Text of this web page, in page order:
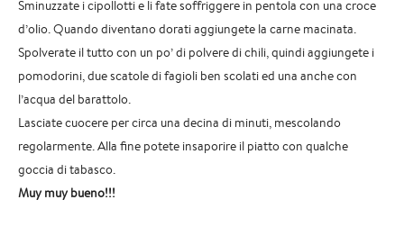
Sminuzzate i cipollotti e li fate soffriggere in pentola con una croce
d’olio. Quando diventano dorati aggiungete la carne macinata.
Spolverate il tutto con un po’ di polvere di chili, quindi aggiungete i
pomodorini, due scatole di fagioli ben scolati ed una anche con
l’acqua del barattolo.
Lasciate cuocere per circa una decina di minuti, mescolando
regolarmente. Alla fine potete insaporire il piatto con qualche
goccia di tabasco.
Muy muy bueno!!!